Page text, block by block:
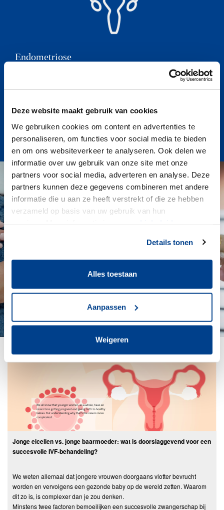
Deze website maakt gebruik van cookies
We gebruiken cookies om content en advertenties te
personaliseren, om functies voor social media te bieden
en om ons websiteverkeer te analyseren. Ook delen we
informatie over uw gebruik van onze site met onze
partners voor social media, adverteren en analyse. Deze
partners kunnen deze gegevens combineren met andere
informatie die u aan ze heeft verstrekt of die ze hebben
verzameld op basis van uw gebruik van hun
Details tonen
Alles toestaan
Aanpassen
Weigeren
Endometriose
baarmoeder voorkomt. Wat zijn de symptomen en
hoe kan het behandeld worden?
Lees meer »
Jonge eicellen vs. jonge baarmoeder: wat is doorslaggevend voor een
succesvolle IVF-behandeling?
We weten allemaal dat jongere vrouwen doorgaans vlotter bevrucht
worden en vervolgens een gezonde baby op de wereld zetten. Waarom
dit zo is, is complexer dan je zou denken.
Minstens twee factoren bemoeilijken een succesvolle zwangerschap bij